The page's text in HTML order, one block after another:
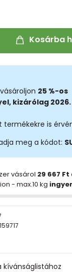
Kosárba
25 %-os
kizárólag
termékekre is
meg a kódot:
vásárol 29 667 Ft
- max.10 kg
kívánságlistához